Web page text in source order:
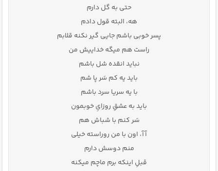
حتی به گل دارم
هه، البته قول دادم
پسر خوبی باشم جایی گیر نکنه قلابم
راست هم میگه خداییش من
نباید انقده شل باشم
باید یه کم سَر پا شم
با یه سریا سرد باشم
باید به عشقِ روزایِ خوبمون
سَر کنم با شباش هم
آآ، اون با من روراسته خیلی
منم دوسش دارم
قبلِ اینکه برم ماچم میکنه